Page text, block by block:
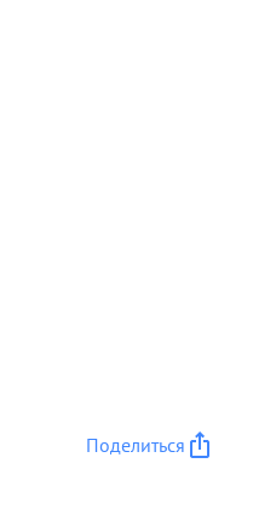
Поделиться